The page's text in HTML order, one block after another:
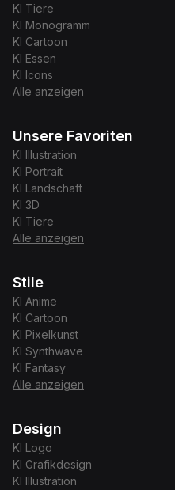
KI Tiere
KI Monogramm
KI Cartoon
KI Essen
KI
Icons
Alle anzeigen
Unsere Favoriten
KI
Illustration
KI Portrait
KI Landschaft
KI 3D
KI Tiere
Alle anzeigen
Stile
KI Anime
KI Cartoon
KI Pixelkunst
KI Synthwave
KI Fantasy
Alle anzeigen
Design
KI Logo
KI Grafikdesign
KI
Illustration